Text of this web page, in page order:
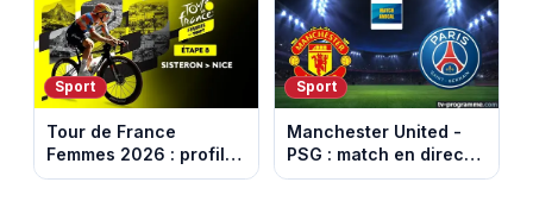
Sport
Tour de France
Femmes 2026 : profil
et horaires de la 8e
Sport
Manchester United -
PSG : match en direct
sur beIN Sports 1 à